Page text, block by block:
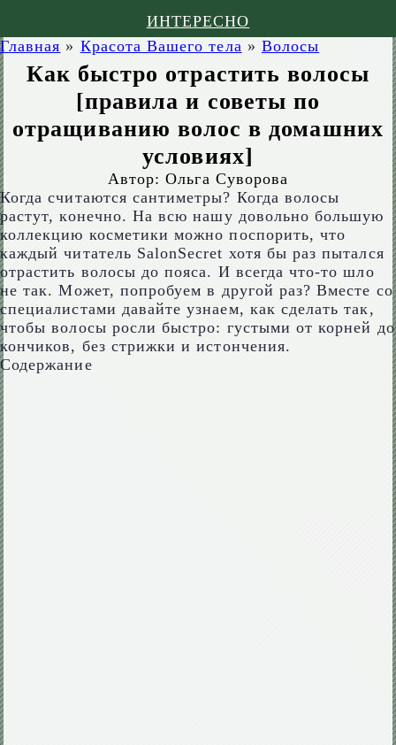
ИНТЕРЕСНО
Главная » Красота Вашего тела » Волосы
Как быстро отрастить волосы
[правила и советы по
отращиванию волос в домашних
условиях]
Автор: Ольга Суворова
Когда считаются сантиметры? Когда волосы
растут, конечно. На всю нашу довольно большую
коллекцию косметики можно поспорить, что
каждый читатель SalonSecret хотя бы раз пытался
отрастить волосы до пояса. И всегда что-то шло
не так. Может, попробуем в другой раз? Вместе со
специалистами давайте узнаем, как сделать так,
чтобы волосы росли быстро: густыми от корней до
кончиков, без стрижки и истончения.
Содержание